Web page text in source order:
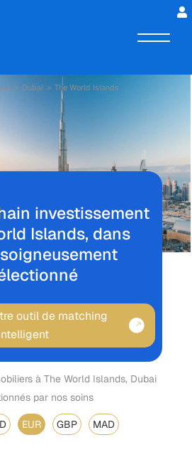
Dubai The World Islands
investissement
Islands, dans
outil de matching
à The World Islands, Dubai
par nos soins
EUR GBP MAD